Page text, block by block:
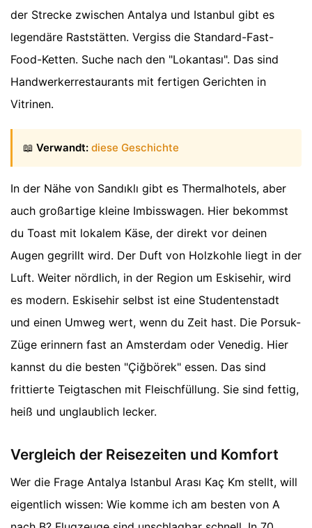
der Strecke zwischen Antalya und Istanbul gibt es
legendäre Raststätten. Vergiss die Standard-Fast-
Food-Ketten. Suche nach den "Lokantası". Das sind
Handwerkerrestaurants mit fertigen Gerichten in
Vitrinen.
📖 Verwandt: diese Geschichte
In der Nähe von Sandıklı gibt es Thermalhotels, aber
auch großartige kleine Imbisswagen. Hier bekommst
du Toast mit lokalem Käse, der direkt vor deinen
Augen gegrillt wird. Der Duft von Holzkohle liegt in der
Luft. Weiter nördlich, in der Region um Eskisehir, wird
es modern. Eskisehir selbst ist eine Studentenstadt
und einen Umweg wert, wenn du Zeit hast. Die Porsuk-
Züge erinnern fast an Amsterdam oder Venedig. Hier
kannst du die besten "Çiğbörek" essen. Das sind
frittierte Teigtaschen mit Fleischfüllung. Sie sind fettig,
heiß und unglaublich lecker.
Vergleich der Reisezeiten und Komfort
Wer die Frage Antalya Istanbul Arası Kaç Km stellt, will
eigentlich wissen: Wie komme ich am besten von A